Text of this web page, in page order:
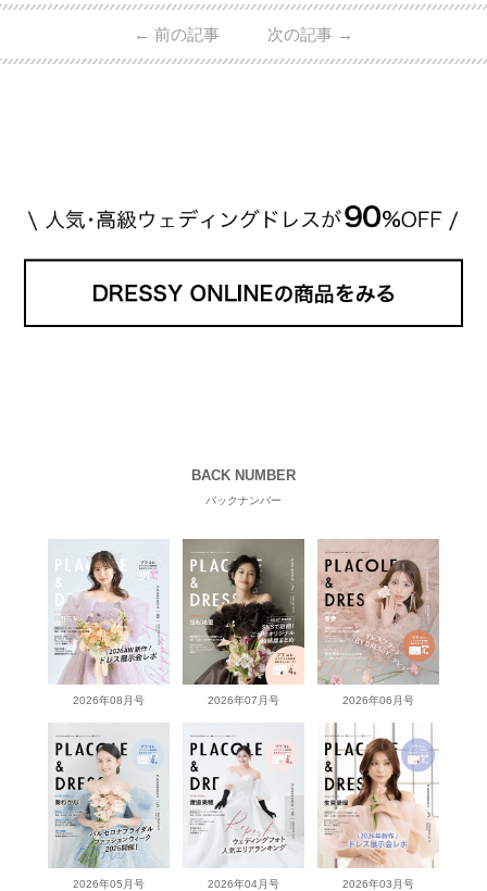
← 前の記事 次の記事 →
BACK NUMBER
バックナンバー
2026年08月号 2026年07月号 2026年06月号
2026年05月号 2026年04月号 2026年03月号